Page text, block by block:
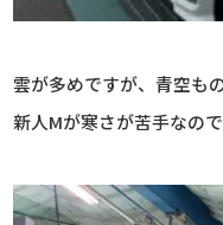
雲が多めですが、青空も
新人Mが寒さが苦手なの